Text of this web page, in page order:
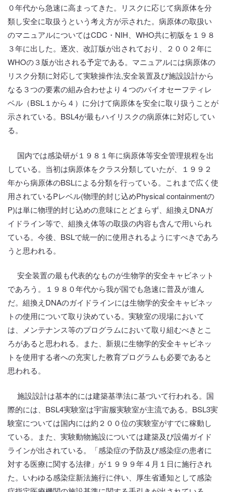
０年代から急速に高まってきた。リスクに応じて病原体を分
類し安全に取扱うという考え方が示された。病原体の取扱い
のマニュアルについてはCDC・NIH、WHO共に初版を１９８
３年に出した。逐次、改訂版が出されており、２００２年に
WHOの３版が出される予定である。マニュアルには病原体の
リスク分類に対応して実験操作法,安全装置及び施設設計から
なる３つの要素の組み合わせより４つのバイオセーフティレ
ベル（BSL１から４）に分けて病原体を安全に取り扱うことが
示されている。BSL4が最もハイリスクの病原体に対応してい
る。
国内では感染研が１９８１年に病原体等安全管理規程を出
している。当初は病原体をクラス分類していたが、１９９２
年から病原体のBSLによる分類を行っている。これまで広く使
用されているPレベル(物理的封じ込めPhysical containmentの
P)は単に物理的封じ込めの意味にとどまらず、組換えDNAガ
イドライン等で、組換え体等の取扱の内容も含んで用いられ
ている。今後、BSLで統一的に使用されるようにすべきであろ
うと思われる。
安全装置の最も代表的なものが生物学的安全キャビネット
であろう。１９８０年代から我が国でも急速に普及が進ん
だ。組換えDNAのガイドラインには生物学的安全キャビネッ
トの使用について取り決めている。実験室の現場において
は、メンテナンス等のプログラムにおいて取り組むべきとこ
ろがあると思われる。また、新規に生物学的安全キャビネッ
トを使用する者への充実した教育プログラムも必要であると
思われる。
施設設計は基本的には建築基準法に基づいて行われる。国
際的には、BSL4実験室は宇宙服実験室が主流である。BSL3実
験室については国内には約２００位の実験室がすでに稼動し
ている。また、実験動物施設については建築及び設備ガイド
ラインが出されている。「感染症の予防及び感染症の患者に
対する医療に関する法律」が１９９９年４月１日に施行され
た。いわゆる感染症新法施行に伴い、厚生省通知として感染